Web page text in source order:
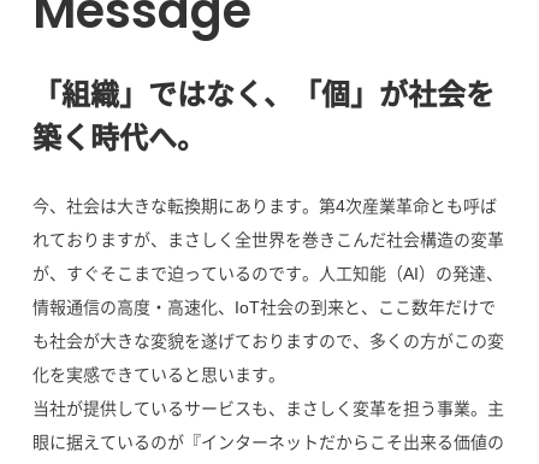
「組織」ではなく、「個」が社会を
築く時代へ。
今、社会は大きな転換期にあります。第4次産業革命とも呼ば
れておりますが、まさしく全世界を巻きこんだ社会構造の変革
が、すぐそこまで迫っているのです。人工知能（AI）の発達、
情報通信の高度・高速化、IoT社会の到来と、ここ数年だけで
も社会が大きな変貌を遂げておりますので、多くの方がこの変
化を実感できていると思います。
当社が提供しているサービスも、まさしく変革を担う事業。主
眼に据えているのが『インターネットだからこそ出来る価値の